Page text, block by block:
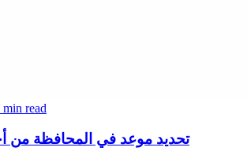
min read
تحديد موعد في المحافظة من